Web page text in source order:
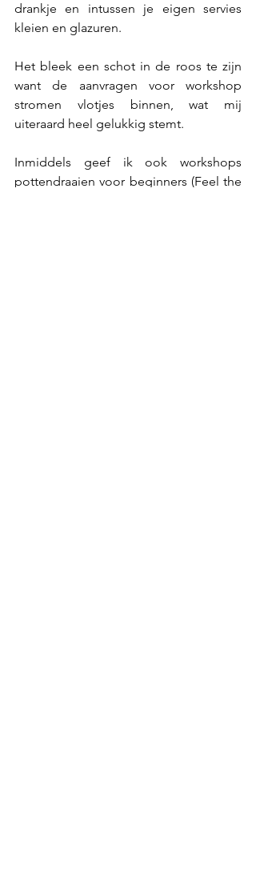
drankje en intussen je eigen servies
kleien en glazuren.
Het bleek een schot in de roos te zijn
want de aanvragen voor workshop
stromen vlotjes binnen, wat mij
uiteraard heel gelukkig stemt.
Inmiddels geef ik ook workshops
pottendraaien voor beginners (Feel the